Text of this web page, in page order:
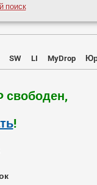
поиск
SW LI MyDrop
!